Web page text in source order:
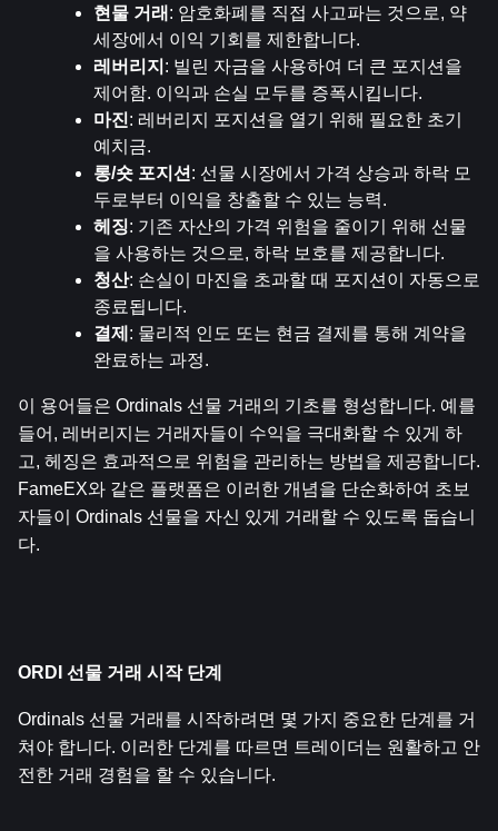
현물 거래 : 암호화폐를 직접 사고파는 것으로, 약
세장에서 이익 기회를 제한합니다.
레버리지 : 빌린 자금을 사용하여 더 큰 포지션을
제어함. 이익과 손실 모두를 증폭시킵니다.
마진: 레버리지 포지션을 열기 위해 필요한 초기
예치금.
롱/숏 포지션 : 선물 시장에서 가격 상승과 하락 모
두로부터 이익을 창출할 수 있는 능력.
헤징: 기존 자산의 가격 위험을 줄이기 위해 선물
을 사용하는 것으로, 하락 보호를 제공합니다.
청산: 손실이 마진을 초과할 때 포지션이 자동으로
종료됩니다.
결제 : 물리적 인도 또는 현금 결제를 통해 계약을
완료하는 과정.
이 용어들은 Ordinals 선물 거래의 기초를 형성합니다. 예를
들어, 레버리지는 거래자들이 수익을 극대화할 수 있게 하
고, 헤징은 효과적으로 위험을 관리하는 방법을 제공합니다.
FameEX와 같은 플랫폼은 이러한 개념을 단순화하여 초보
자들이 Ordinals 선물을 자신 있게 거래할 수 있도록 돕습니
다.
ORDI 선물 거래 시작 단계
Ordinals 선물 거래를 시작하려면 몇 가지 중요한 단계를 거
쳐야 합니다. 이러한 단계를 따르면 트레이더는 원활하고 안
전한 거래 경험을 할 수 있습니다.